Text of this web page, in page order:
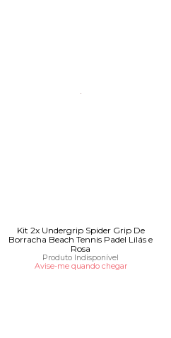
Kit 2x Undergrip Spider Grip De
Borracha Beach Tennis Padel Lilás e
Rosa
Produto Indisponível
Avise-me quando chegar